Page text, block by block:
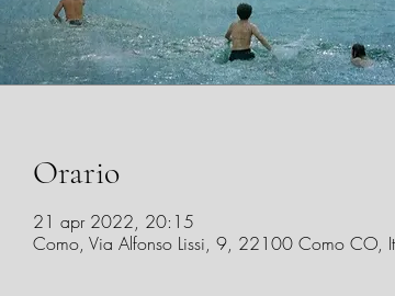
Orario
21 apr 2022, 20:15
Como, Via Alfonso Lissi, 9, 22100 Como CO,